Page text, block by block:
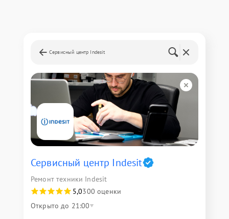
Сервисный центр Indesit
Сервисный центр Indesit
Ремонт техники Indesit
5,0300 оценки
Открыто до 21:00